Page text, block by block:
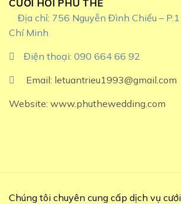
CƯỚI HỎI PHU THÊ
Địa chỉ: 756 Nguyễn Đình Chiểu – P.1
Chí Minh
Điện thoại: 090 664 66 92
Email: letuantrieu1993@gmail.com
Website: www.phuthewedding.com
Chúng tôi chuyên cung cấp dịch vụ